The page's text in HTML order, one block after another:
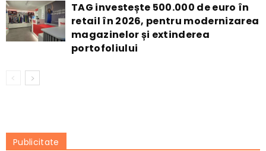
TAG investește 500.000 de euro în
retail în 2026, pentru modernizarea
magazinelor și extinderea
portofoliului
Publicitate